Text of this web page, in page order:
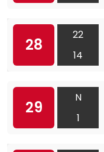
28
22
14
29
N
1